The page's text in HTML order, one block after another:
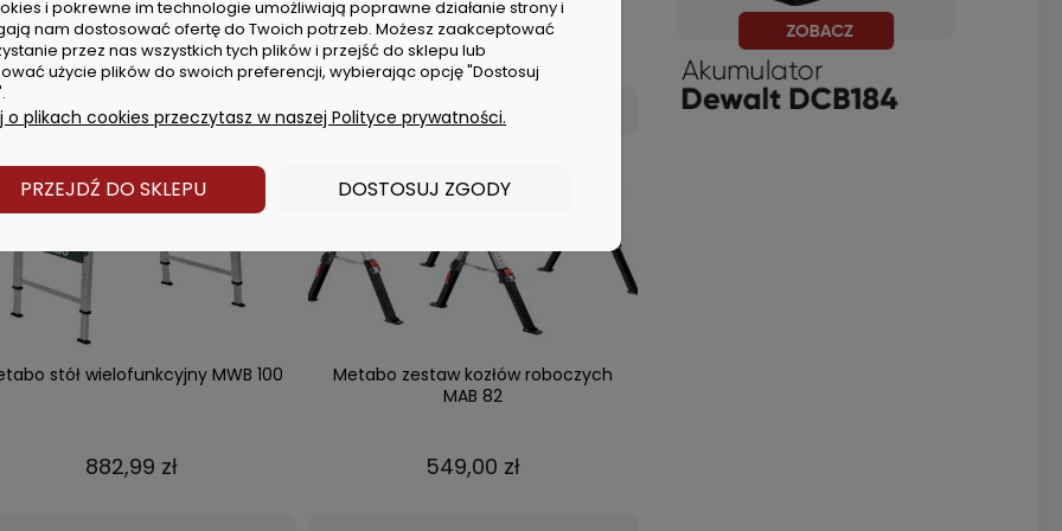
239,00 zł
DO KOSZYKA
929,00 zł
DO KOSZYKA
stół wielofunkcyjny MWB 100
882,99 zł
Metabo zestaw kozłów roboczych
MAB 82
549,00 zł
i pokrewne im technologie umożliwiają poprawne działanie strony i
nam dostosować ofertę do Twoich potrzeb. Możesz zaakceptować
przez nas wszystkich tych plików i przejść do sklepu lub
użycie plików do swoich preferencji, wybierając opcję "Dostosuj
o plikach cookies przeczytasz w naszej Polityce prywatności.
PRZEJDŹ DO SKLEPU DOSTOSUJ ZGODY